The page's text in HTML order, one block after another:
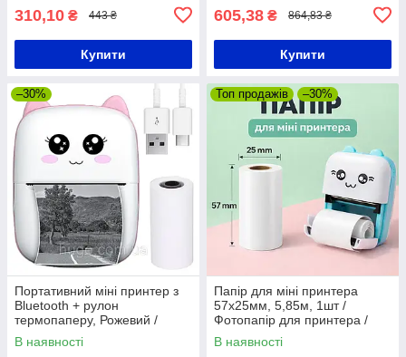
310,10 ₴ 443 ₴
Купити
605,38 ₴ 864,83 ₴
Купити
–30%
Портативний міні принтер з
Bluetooth + рулон
термопаперу, Рожевий /
Дитячий термопринтер /
Фотопринтер
В наявності
Топ продажів –30%
Папір для міні принтера
57х25мм, 5,85м, 1шт /
Фотопапір для принтера /
Термопапір для міні
принтера / Папір для
В наявності